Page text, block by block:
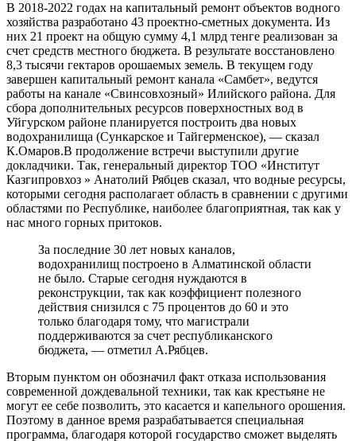
В 2018-2022 годах на капитальный ремонт объектов водного
хозяйства разработано 43 проектно-сметных документа. Из
них 21 проект на общую сумму 4,1 млрд тенге реализован за
счет средств местного бюджета. В результате восстановлено
8,3 тысячи гектаров орошаемых земель. В текущем году
завершен капитальный ремонт канала «Самбет», ведутся
работы на канале «Свинсовхозный» Илийского района. Для
сбора дополнительных ресурсов поверхностных вод в
Уйгурском районе планируется построить два новых
водохранилища (Сункарское и Тайгерменское), — сказал
К.Омаров.В продолжение встречи выступили другие
докладчики. Так, генеральный директор ТОО «Институт
Казгипровхоз » Анатолий Рябцев сказал, что водные ресурсы,
которыми сегодня располагает область в сравнении с другими
областями по Республике, наиболее благоприятная, так как у
нас много горных притоков.
За последние 30 лет новых каналов,
водохранилищ построено в Алматинской области
не было. Старые сегодня нуждаются в
реконструкции, так как коэффициент полезного
действия снизился с 75 процентов до 60 и это
только благодаря тому, что магистрали
поддерживаются за счет республиканского
бюджета, — отметил А.Рябцев.
Вторым пунктом он обозначил факт отказа использования
современной дождевальной техники, так как крестьяне не
могут ее себе позволить, это касается и капельного орошения.
Поэтому в данное время разрабатывается специальная
программа, благодаря которой государство сможет выделять